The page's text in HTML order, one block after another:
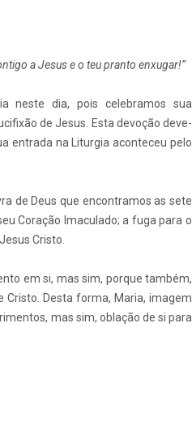
a Jesus e o teu pranto enxugar!”
neste dia, pois celebramos sua
de Jesus. Esta devoção deve-
entrada na Liturgia aconteceu pelo
de Deus que encontramos as sete
Coração Imaculado; a fuga para o
Cristo.
em si, mas sim, porque também,
Cristo. Desta forma, Maria, imagem
mas sim, oblação de si para